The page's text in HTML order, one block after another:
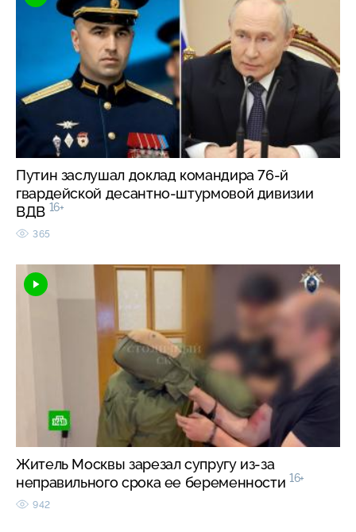
Путин заслушал доклад командира 76-й
гвардейской десантно-штурмовой дивизии
ВДВ 16+
365
Житель Москвы зарезал супругу из-за
неправильного срока ее беременности 16+
942